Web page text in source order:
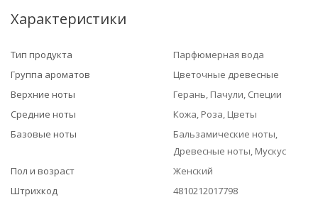
Характеристики
Тип продукта
Парфюмерная вода
Группа ароматов
Цветочные древесные
Верхние ноты
Герань, Пачули, Специи
Средние ноты
Кожа, Роза, Цветы
Базовые ноты
Бальзамические ноты,
Древесные ноты, Мускус
Пол и возраст
Женский
Штрихкод
4810212017798